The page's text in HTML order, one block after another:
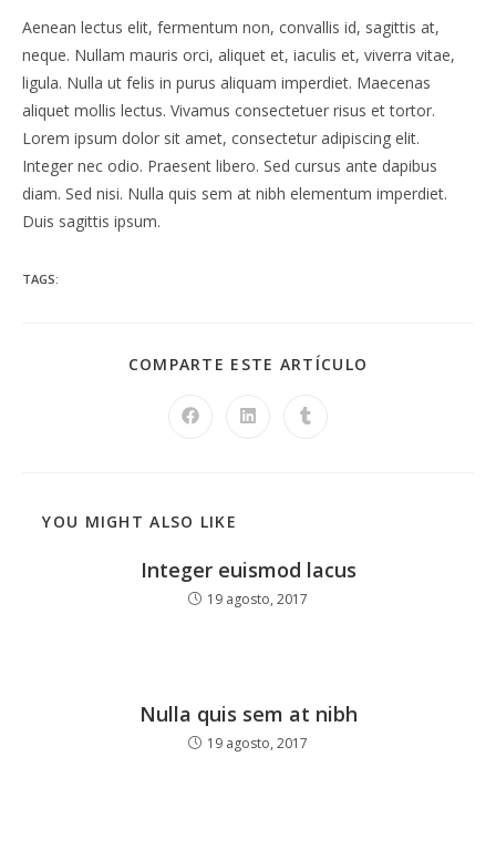
Aenean lectus elit, fermentum non, convallis id, sagittis at,
neque. Nullam mauris orci, aliquet et, iaculis et, viverra vitae,
ligula. Nulla ut felis in purus aliquam imperdiet. Maecenas
aliquet mollis lectus. Vivamus consectetuer risus et tortor.
Lorem ipsum dolor sit amet, consectetur adipiscing elit.
Integer nec odio. Praesent libero. Sed cursus ante dapibus
diam. Sed nisi. Nulla quis sem at nibh elementum imperdiet.
Duis sagittis ipsum.
TAGS:
COMPARTE ESTE ARTÍCULO
YOU MIGHT ALSO LIKE
Integer euismod lacus
19 agosto, 2017
Nulla quis sem at nibh
19 agosto, 2017